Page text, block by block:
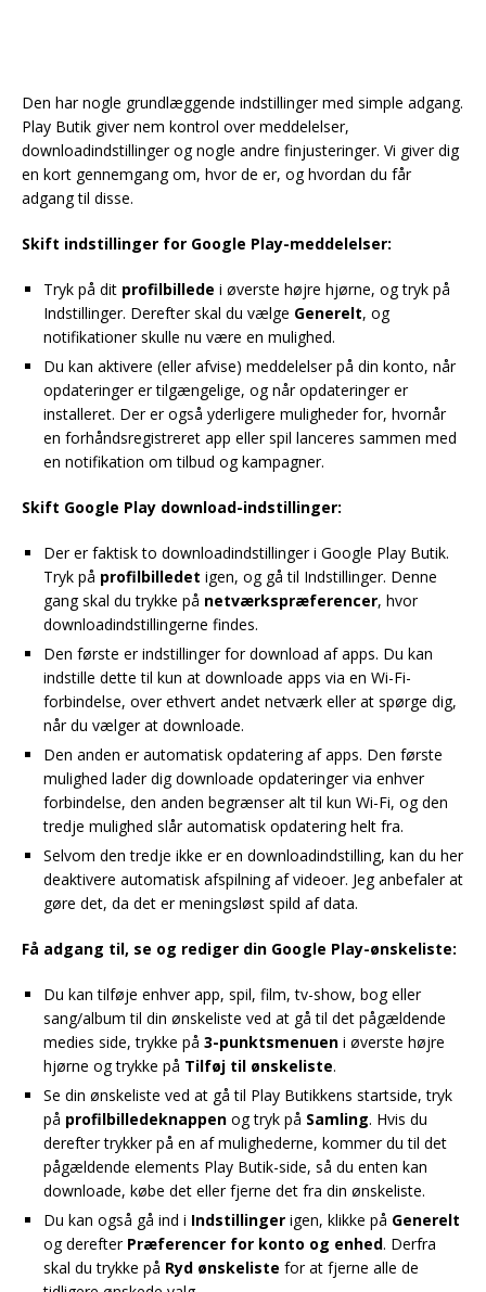
Den har nogle grundlæggende indstillinger med simple adgang.
Play Butik giver nem kontrol over meddelelser,
downloadindstillinger og nogle andre finjusteringer. Vi giver dig
en kort gennemgang om, hvor de er, og hvordan du får
adgang til disse.
Skift indstillinger for Google Play-meddelelser:
Tryk på dit profilbillede i øverste højre hjørne, og tryk på
Indstillinger. Derefter skal du vælge Generelt, og
notifikationer skulle nu være en mulighed.
Du kan aktivere (eller afvise) meddelelser på din konto, når
opdateringer er tilgængelige, og når opdateringer er
installeret. Der er også yderligere muligheder for, hvornår
en forhåndsregistreret app eller spil lanceres sammen med
en notifikation om tilbud og kampagner.
Skift Google Play download-indstillinger:
Der er faktisk to downloadindstillinger i Google Play Butik.
Tryk på profilbilledet igen, og gå til Indstillinger. Denne
gang skal du trykke på netværkspræferencer, hvor
downloadindstillingerne findes.
Den første er indstillinger for download af apps. Du kan
indstille dette til kun at downloade apps via en Wi-Fi-
forbindelse, over ethvert andet netværk eller at spørge dig,
når du vælger at downloade.
Den anden er automatisk opdatering af apps. Den første
mulighed lader dig downloade opdateringer via enhver
forbindelse, den anden begrænser alt til kun Wi-Fi, og den
tredje mulighed slår automatisk opdatering helt fra.
Selvom den tredje ikke er en downloadindstilling, kan du her
deaktivere automatisk afspilning af videoer. Jeg anbefaler at
gøre det, da det er meningsløst spild af data.
Få adgang til, se og rediger din Google Play-ønskeliste:
Du kan tilføje enhver app, spil, film, tv-show, bog eller
sang/album til din ønskeliste ved at gå til det pågældende
medies side, trykke på 3-punktsmenuen i øverste højre
hjørne og trykke på Tilføj til ønskeliste.
Se din ønskeliste ved at gå til Play Butikkens startside, tryk
på profilbilledeknappen og tryk på Samling. Hvis du
derefter trykker på en af mulighederne, kommer du til det
pågældende elements Play Butik-side, så du enten kan
downloade, købe det eller fjerne det fra din ønskeliste.
Du kan også gå ind i Indstillinger igen, klikke på Generelt
og derefter Præferencer for konto og enhed. Derfra
skal du trykke på Ryd ønskeliste for at fjerne alle de